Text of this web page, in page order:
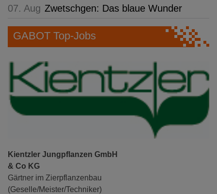
07. Aug Zwetschgen: Das blaue Wunder
GABOT Top-Jobs
Kientzler Jungpflanzen GmbH
& Co KG
Gärtner im Zierpflanzenbau
(Geselle/Meister/Techniker)